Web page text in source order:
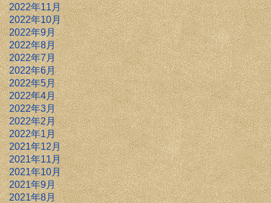
2022年11月
2022年10月
2022年9月
2022年8月
2022年7月
2022年6月
2022年5月
2022年4月
2022年3月
2022年2月
2022年1月
2021年12月
2021年11月
2021年10月
2021年9月
2021年8月